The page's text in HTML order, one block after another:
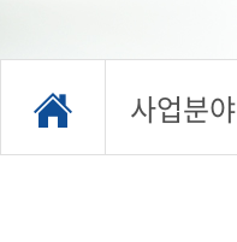
사업분야